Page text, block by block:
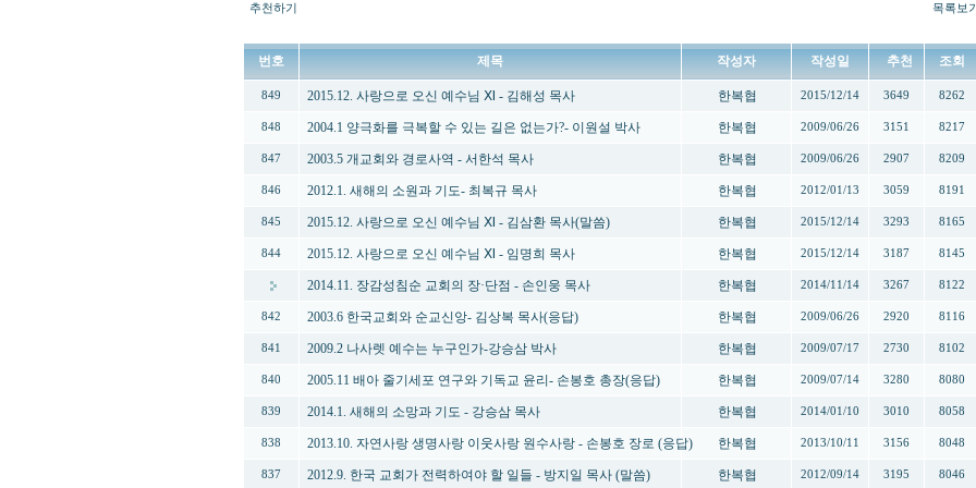
추천하기 목록보
번호 제목 작성자 작성일 추천 조회
849 2015.12. 사랑으로 오신 예수님 Ⅺ - 김해성 목사 한복협 2015/12/14 3649 8262
848 2004.1 양극화를 극복할 수 있는 길은 없는가?- 이원설 박사 한복협 2009/06/26 3151 8217
847 2003.5 개교회와 경로사역 - 서한석 목사 한복협 2009/06/26 2907 8209
846 2012.1. 새해의 소원과 기도- 최복규 목사 한복협 2012/01/13 3059 8191
845 2015.12. 사랑으로 오신 예수님 Ⅺ - 김삼환 목사(말씀) 한복협 2015/12/14 3293 8165
844 2015.12. 사랑으로 오신 예수님 Ⅺ - 임명희 목사 한복협 2015/12/14 3187 8145
2014.11. 장감성침순 교회의 장·단점 - 손인웅 목사 한복협 2014/11/14 3267 8122
842 2003.6 한국교회와 순교신앙- 김상복 목사(응답) 한복협 2009/06/26 2920 8116
841 2009.2 나사렛 예수는 누구인가-강승삼 박사 한복협 2009/07/17 2730 8102
840 2005.11 배아 줄기세포 연구와 기독교 윤리- 손봉호 총장(응답) 한복협 2009/07/14 3280 8080
839 2014.1. 새해의 소망과 기도 - 강승삼 목사 한복협 2014/01/10 3010 8058
838 2013.10. 자연사랑 생명사랑 이웃사랑 원수사랑 - 손봉호 장로 (응답) 한복협 2013/10/11 3156 8048
837 2012.9. 한국 교회가 전력하여야 할 일들 - 방지일 목사 (말씀) 한복협 2012/09/14 3195 8046